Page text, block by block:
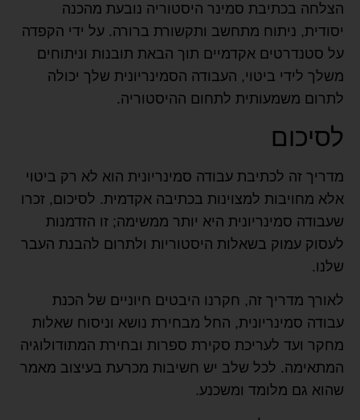
הצלחה בכתיבת סמינר היסטוריה נובעת מהכנה
יסודית, ניתוח מתחשב ותקשורת ברורה. על ידי הקפדה
על סטנדרטים אקדמיים תוך הבאת תובנות וניתוחים
משלך לידי ביטוי, העבודה הסמינריונית שלך יכולה
לתרום משמעותית לתחום ההיסטוריה.
לסיכום
מדריך זה לכתיבת עבודה סמינריונית הוא לא רק ביטוי
אלא מחויבות למצוינות בכתיבה אקדמית. לסיכום, זכרו
שעבודה סמינריונית היא יותר ממשימה; זו הזדמנות
לעסוק עמוק בשאלות היסטוריות ולתרום להבנת העבר
שלנו.
לאורך מדריך זה, חקרנו היבטים חיוניים של הכנת
עבודה סמינריונית, החל מבחירת נושא וניסוח שאלות
מחקר ועד לעריכת סקירת ספרות ובחירת המתודולוגיה
המתאימה. לכל שלב יש חשיבות מכרעת בעיצוב מאמר
שהוא גם מלומד ומשכנע.